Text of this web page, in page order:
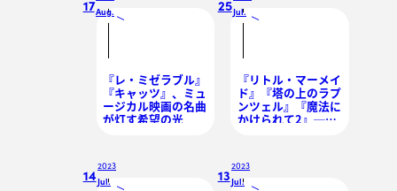
17Aug./
『レ・ミゼラブル』
『キャッツ』、ミュ
ージカル映画の名曲
が灯す希望の光
25Jul. /
『リトル・マーメイ
ド』『塔の上のラプ
ンツェル』『魔法に
かけられて2』──
14
2023
Jul. /
13
2023
Jul. /